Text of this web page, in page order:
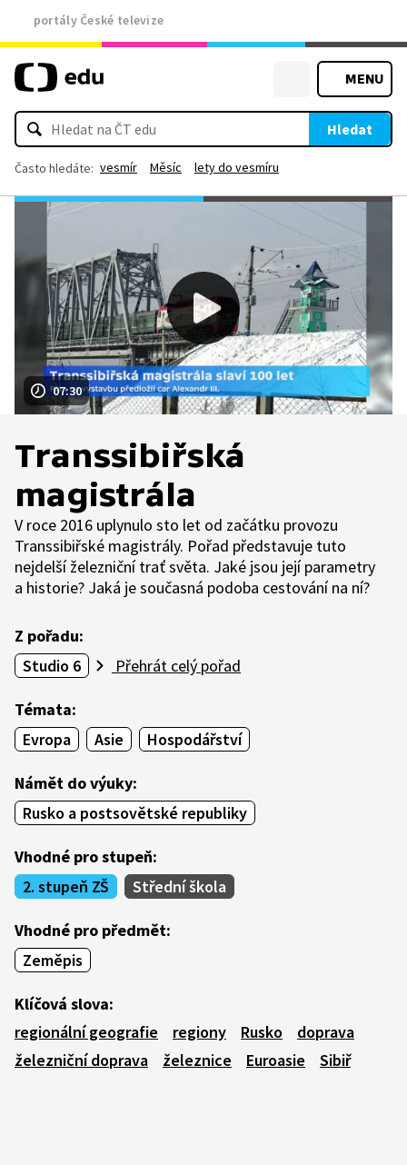
portály České televize
MENU
Hledat
Často hledáte: vesmír Měsíc lety do vesmíru
07:30
Transsibiřská
magistrála
V roce 2016 uplynulo sto let od začátku provozu
Transsibiřské magistrály. Pořad představuje tuto
nejdelší železniční trať světa. Jaké jsou její parametry
a historie? Jaká je současná podoba cestování na ní?
Z pořadu:
Studio 6
Přehrát celý pořad
Témata:
Evropa
Asie Hospodářství
Námět do výuky:
Rusko a postsovětské republiky
Vhodné pro stupeň:
2. stupeň ZŠ
Střední škola
Vhodné pro předmět:
Zeměpis
Klíčová slova:
regionální geografie
regiony Rusko
doprava
železniční doprava
železnice Euroasie Sibiř